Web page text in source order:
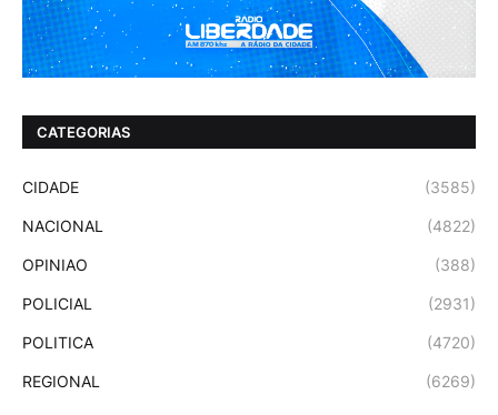
CATEGORIAS
CIDADE (3585)
NACIONAL (4822)
OPINIAO (388)
POLICIAL (2931)
POLITICA (4720)
REGIONAL (6269)